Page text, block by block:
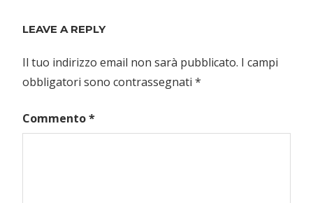
LEAVE A REPLY
Il tuo indirizzo email non sarà pubblicato. I campi
obbligatori sono contrassegnati *
Commento*